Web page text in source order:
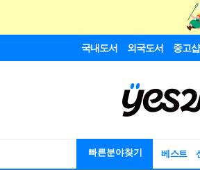
국내도서 외국도서 중고샵
빠른분야찾기 베스트